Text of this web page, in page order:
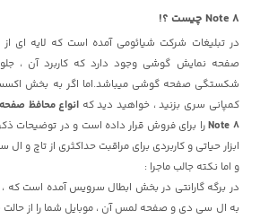
Note 8 چیست ؟!
در تبلیغات شرکت شیائومی آمده است که لایه ای از
صفحه نمایش گوشی وجود دارد که کاربرد آن ،
شکستگی صفحه گوشی میباشد.اما اگر به بخش
کمپانی سری بزنید ، خواهید دید که انواع محافظ
Note 8را برای فروش قرار داده است و در توضیحات
ابزار حیاتی و کاربردی برای مراقبت حداکثری از تاچ
و اما نکته جالب ماجرا :
در برگه گارانتی در بخش ابطال سرویس آمده است
به ال سی دی و صفحه لمس آن ، موبایل شما را از